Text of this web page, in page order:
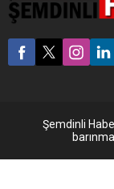
Karakuş, ilçenin
kurulan polis
noktasında dün
saatlerinde
götürüldü.
bugün savcılığa
Şemdinli